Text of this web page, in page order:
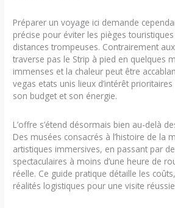
Préparer un voyage ici demande
précise pour éviter les pièges
distances trompeuses. Contrairement
traverse pas le Strip à pied en quelques
immenses et la chaleur peut être
vegas etats unis lieux d’intérêt
son budget et son énergie.
L’offre s’étend désormais bien au-delà
Des musées consacrés à l’histoire de la
artistiques immersives, en passant par
spectaculaires à moins d’une heure de
réelle. Ce guide pratique détaille les
réalités logistiques pour une visite